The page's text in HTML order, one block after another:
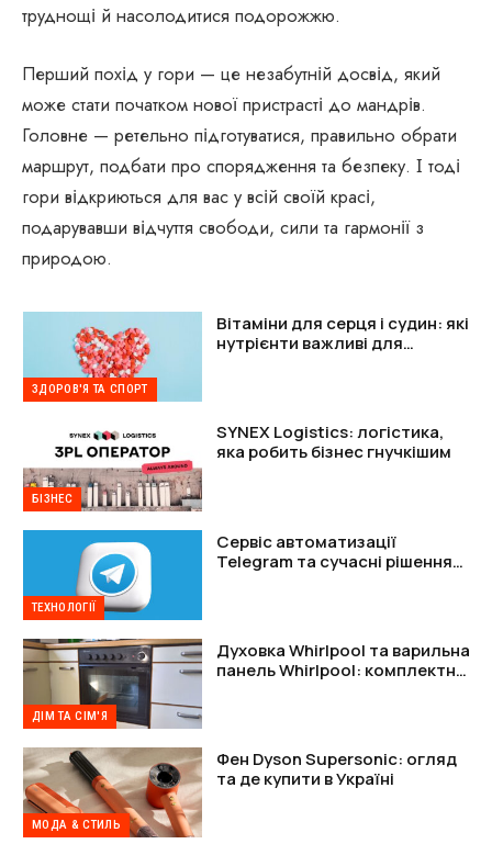
труднощі й насолодитися подорожжю.
Перший похід у гори — це незабутній досвід, який
може стати початком нової пристрасті до мандрів.
Головне — ретельно підготуватися, правильно обрати
маршрут, подбати про спорядження та безпеку. І тоді
гори відкриються для вас у всій своїй красі,
подарувавши відчуття свободи, сили та гармонії з
природою.
ЗДОРОВ'Я ТА СПОРТ
Вітаміни для серця і судин: які
нутрієнти важливі для
БІЗНЕС
SYNEX Logistics: логістика,
яка робить бізнес гнучкішим
ТЕХНОЛОГІЇ
Сервіс автоматизації
Telegram та сучасні рішення
ДІМ ТА СІМ'Я
Духовка Whirlpool та варильна
панель Whirlpool: комплектне
МОДА & СТИЛЬ
Фен Dyson Supersonic: огляд
та де купити в Україні